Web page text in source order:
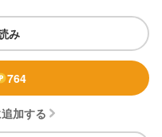
み
764
加する